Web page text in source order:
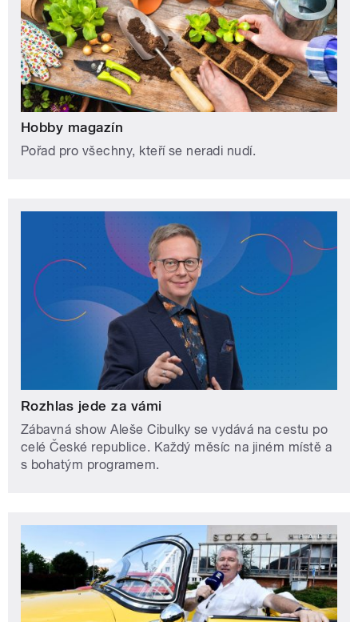
Hobby magazín
Pořad pro všechny, kteří se neradi nudí.
Rozhlas jede za vámi
Zábavná show Aleše Cibulky se vydává na cestu po
celé České republice. Každý měsíc na jiném místě a
s bohatým programem.